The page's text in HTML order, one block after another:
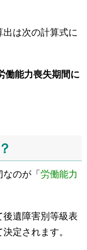
は次の計算式に
働能力喪失期間に
なのが「労働能力
遺障害別等級表
定されます。